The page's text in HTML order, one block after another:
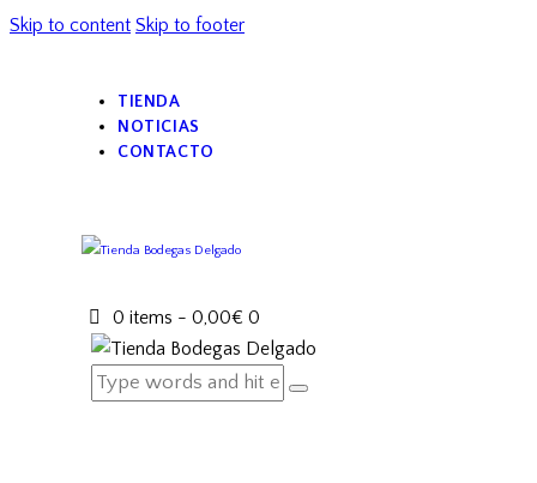
Skip to content Skip to footer
TIENDA
NOTICIAS
CONTACTO
0 items - 0,00€ 0